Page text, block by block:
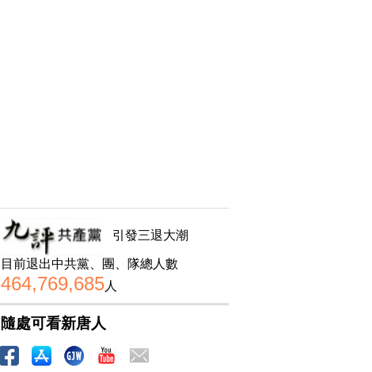
引發三退大潮
目前退出中共黨、團、隊總人數
464,769,685人
隨處可看新唐人